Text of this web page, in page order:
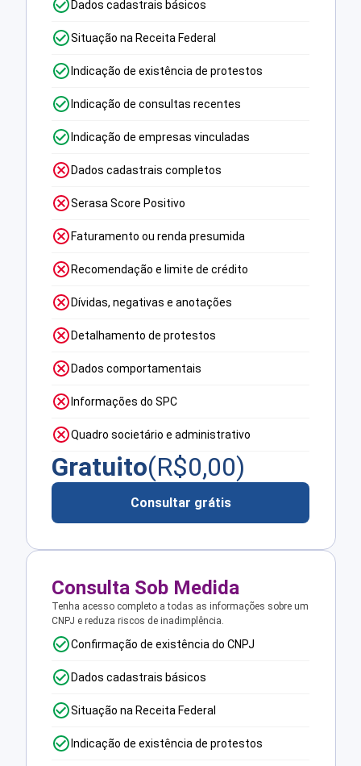
Dados cadastrais básicos
Situação na Receita Federal
Indicação de existência de protestos
Indicação de consultas recentes
Indicação de empresas vinculadas
Dados cadastrais completos
Serasa Score Positivo
Faturamento ou renda presumida
Recomendação e limite de crédito
Dívidas, negativas e anotações
Detalhamento de protestos
Dados comportamentais
Informações do SPC
Quadro societário e administrativo
Gratuito(R$0,00)
Consultar grátis
Consulta Sob Medida
Tenha acesso completo a todas as informações sobre um
CNPJ e reduza riscos de inadimplência.
Confirmação de existência do CNPJ
Dados cadastrais básicos
Situação na Receita Federal
Indicação de existência de protestos